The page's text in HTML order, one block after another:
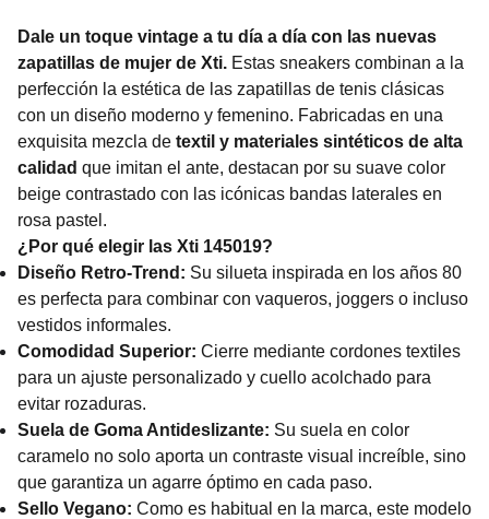
Dale un toque vintage a tu día a día con las nuevas
zapatillas de mujer de Xti. Estas sneakers combinan a la
perfección la estética de las zapatillas de tenis clásicas
con un diseño moderno y femenino. Fabricadas en una
exquisita mezcla de textil y materiales sintéticos de alta
calidad que imitan el ante, destacan por su suave color
beige contrastado con las icónicas bandas laterales en
rosa pastel.
¿Por qué elegir las Xti 145019?
Diseño Retro-Trend: Su silueta inspirada en los años 80
es perfecta para combinar con vaqueros, joggers o incluso
vestidos informales.
Comodidad Superior: Cierre mediante cordones textiles
para un ajuste personalizado y cuello acolchado para
evitar rozaduras.
Suela de Goma Antideslizante: Su suela en color
caramelo no solo aporta un contraste visual increíble, sino
que garantiza un agarre óptimo en cada paso.
Sello Vegano: Como es habitual en la marca, este modelo